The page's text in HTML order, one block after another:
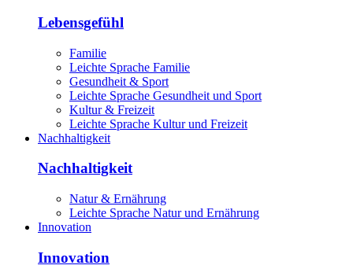
Lebensgefühl
Familie
Leichte Sprache Familie
Gesundheit & Sport
Leichte Sprache Gesundheit und Sport
Kultur & Freizeit
Leichte Sprache Kultur und Freizeit
Nachhaltigkeit
Nachhaltigkeit
Natur & Ernährung
Leichte Sprache Natur und Ernährung
Innovation
Innovation